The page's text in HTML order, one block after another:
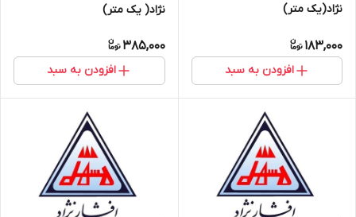
نژاد(یک متر)
183,000
افزودن به سبد
نژاد( یک متر)
385,000
افزودن به سبد